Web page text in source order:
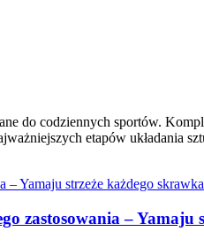
do codziennych sportów.
etapów układania
zastosowania – Yamaju